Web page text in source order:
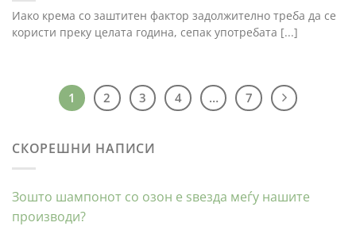
СКОРЕШНИ НАПИСИ
Зошто шампонот со озон е ѕвезда меѓу нашите
производи?
Иако крема со заштитен фактор задолжително треба да се
користи преку целата година, сепак употребата [...]
1 2 3 4 … 7